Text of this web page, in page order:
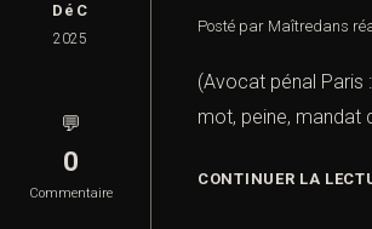
DéC
2025
💬
0
Commentaire
Posté par Maîtredans
(Avocat pénal Paris
mot, peine, mandat
CONTINUER LA